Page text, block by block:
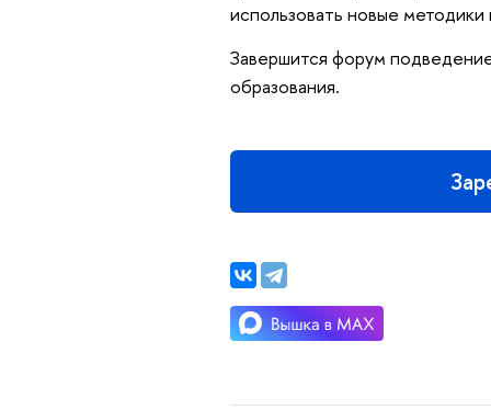
использовать новые
Завершится форум
образования.